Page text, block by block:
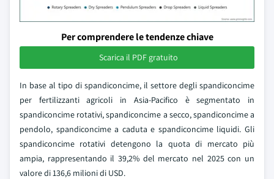
Per comprendere le tendenze chiave
Scarica il PDF gratuito
In base al tipo di spandiconcime, il settore degli spandiconcime
per fertilizzanti agricoli in Asia-Pacifico è segmentato in
spandiconcime rotativi, spandiconcime a secco, spandiconcime a
pendolo, spandiconcime a caduta e spandiconcime liquidi. Gli
spandiconcime rotativi detengono la quota di mercato più
ampia, rappresentando il 39,2% del mercato nel 2025 con un
valore di 136,6 milioni di USD.